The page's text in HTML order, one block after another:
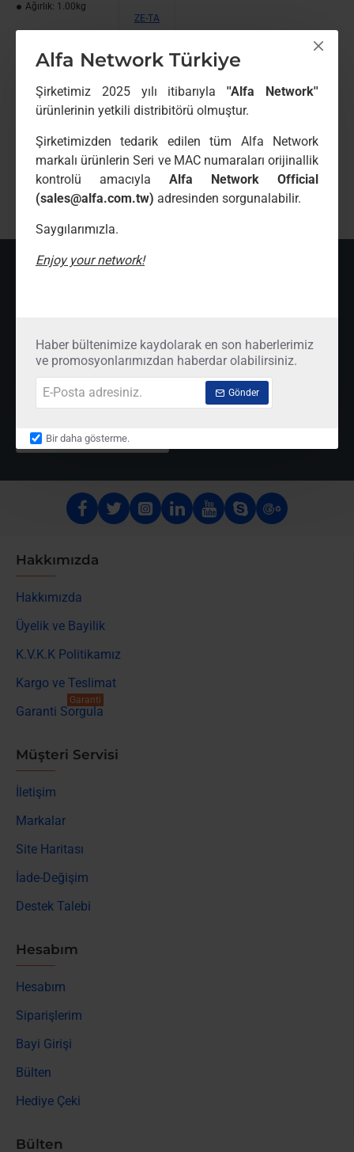
Alfa Network Türkiye
Şirketimiz 2025 yılı itibarıyla''Alfa Network''
ürünlerinin yetkili distribitörü olmuştur.
Şirketimizden tedarik edilen tüm Alfa Network
markalı ürünlerin Seri ve MAC numaraları orijinallik
kontrolü amacıyla Alfa Network Official
(sales@alfa.com.tw) adresinden sorgunalabilir.
Saygılarımızla.
Enjoy your network!
Haber bültenimize kaydolarak en son haberlerimiz
ve promosyonlarımızdan haberdar olabilirsiniz.
Posta
adresiniz.
Gönder
Bir daha gösterme.
Ağırlık: 1.00kg
ZE-TA
Paylaş
Paylaş butonu
Etiketler: teknik destek-cihaz yapılandırma 1011y
aksesuarlar&diğer
SON İNCELENENLER
₺5.940, 00
Hakkımızda
Hakkımızda
Üyelik ve Bayilik
K.V.K.K Politikamız
Kargo ve Teslimat
Garanti Sorgula
Garanti
Müşteri Servisi
İletişim
Markalar
Site Haritası
İade-Değişim
Destek Talebi
Hesabım
Hesabım
Siparişlerim
Bayi Girişi
Bülten
Hediye Çeki
Bülten